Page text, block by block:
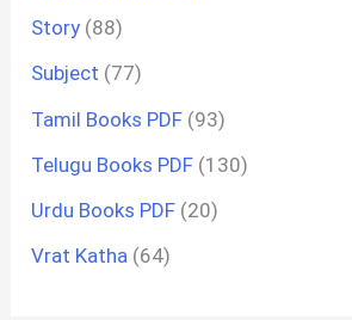
Story (88)
Subject (77)
Tamil Books PDF (93)
Telugu Books PDF (130)
Urdu Books PDF (20)
Vrat Katha (64)